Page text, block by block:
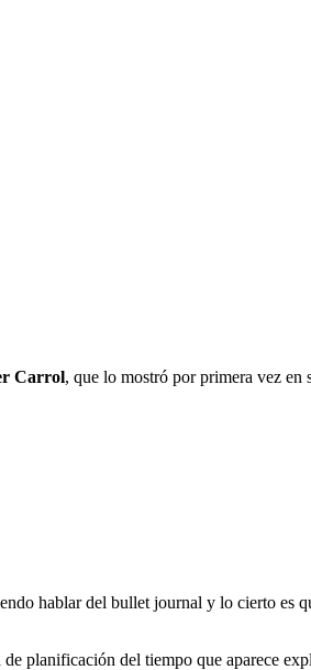
Carrol, que lo mostró por primera vez en
hablar del bullet journal y lo cierto es
de planificación del tiempo que aparece